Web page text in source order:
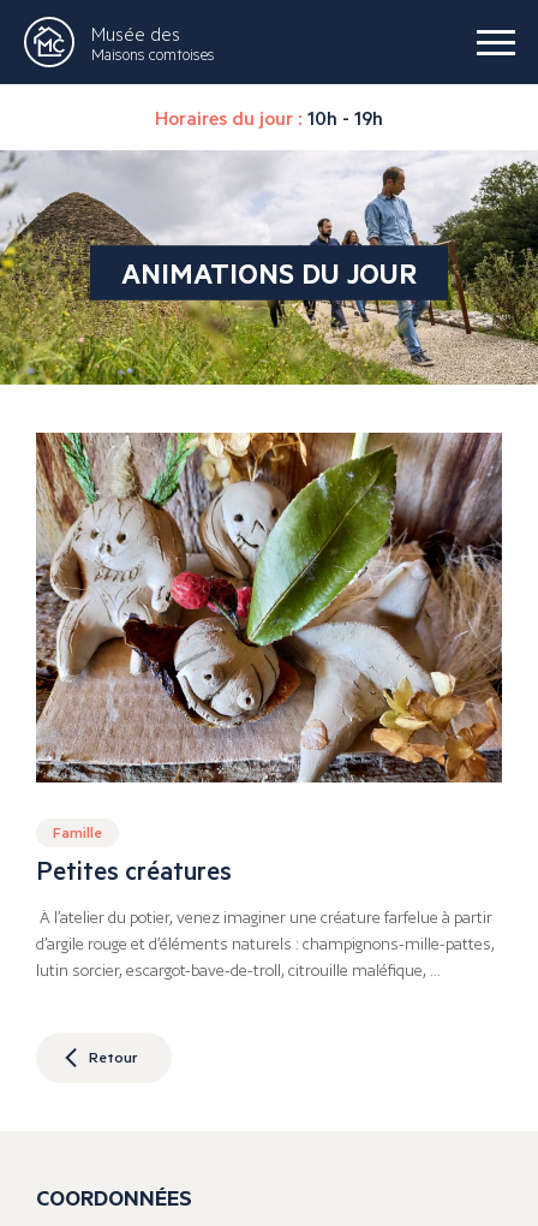
Musée des
Maisons comtoises
Horaires du jour : 10h - 19h
ANIMATIONS DU JOUR
Famille
Petites créatures
À l’atelier du potier, venez imaginer une créature farfelue à partir
d’argile rouge et d’éléments naturels : champignons-mille-pattes,
lutin sorcier, escargot-bave-de-troll, citrouille maléfique, …
Retour
COORDONNÉES